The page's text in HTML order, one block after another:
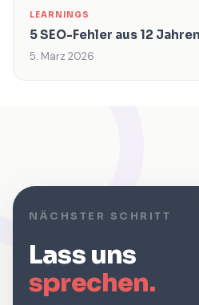
LEARNINGS
5 SEO-Fehler aus 12 Jahren
5. März 2026
NÄCHSTER SCHRITT
Lass uns
sprechen.